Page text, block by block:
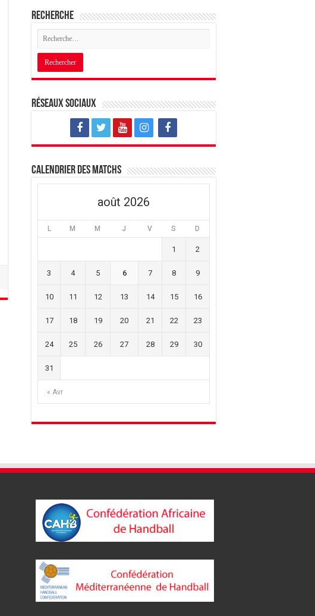
Recherche
Réseaux sociaux
Calendrier des matchs
août 2026
L M M J V S D
« Avr
1 2
3 4 5 6 7 8 9
10 11 12 13 14 15 16
17 18 19 20 21 22 23
24 25 26 27 28 29 30
31